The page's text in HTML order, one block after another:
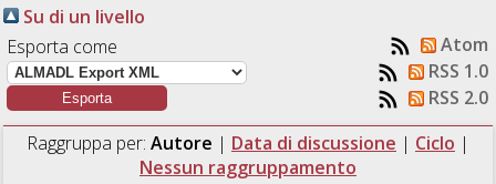
Su di un livello
Esporta come
Atom
RSS 1.0
RSS 2.0
Raggruppa per: Autore | Data di discussione | Ciclo |
Nessun raggruppamento